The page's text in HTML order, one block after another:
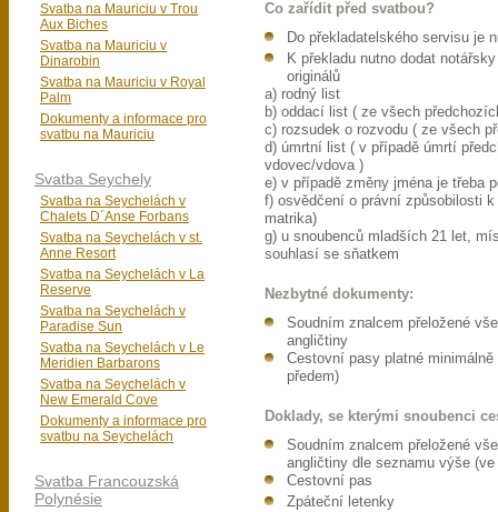
Co zařídit před svatbou?
Do překladatelského servisu je
K překladu nutno dodat
originálů
a) rodný list
b) oddací list ( ze všech
c) rozsudek o rozvodu ( ze všech
d) úmrtní list ( v případě úmrtí
vdovec/vdova )
e) v případě změny jména je třeba
f) osvědčení o právní způsobilosti
matrika)
g) u snoubenců mladších 21 let,
souhlasí se sňatkem
Nezbytné dokumenty:
Soudním znalcem přeložené
angličtiny
Cestovní pasy platné
předem)
Doklady, se kterými snoubenci
Soudním znalcem přeložené
angličtiny dle seznamu výše
Cestovní pas
Zpáteční letenky
Svatba na Mauriciu v Trou
Aux Biches
Svatba na Mauriciu v
Dinarobin
Svatba na Mauriciu v Royal
Palm
Dokumenty a informace pro
svatbu na Mauriciu
Svatba Seychely
Svatba na Seychelách v
Chalets D´Anse Forbans
Svatba na Seychelách v st.
Anne Resort
Svatba na Seychelách v La
Reserve
Svatba na Seychelách v
Paradise Sun
Svatba na Seychelách v Le
Meridien Barbarons
Svatba na Seychelách v
New Emerald Cove
Dokumenty a informace pro
svatbu na Seychelách
Svatba Francouzská
Polynésie